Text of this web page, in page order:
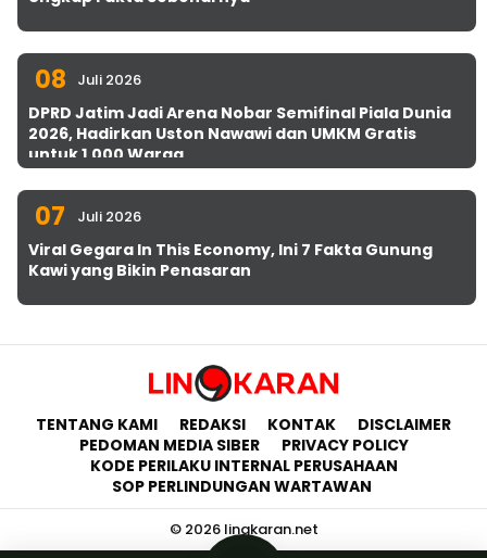
08 Juli 2026
DPRD Jatim Jadi Arena Nobar Semifinal Piala Dunia
2026, Hadirkan Uston Nawawi dan UMKM Gratis
untuk 1.000 Warga
07 Juli 2026
Viral Gegara In This Economy, Ini 7 Fakta Gunung
Kawi yang Bikin Penasaran
TENTANG KAMI REDAKSI KONTAK
DISCLAIMER
PEDOMAN MEDIA SIBER
PRIVACY POLICY
KODE PERILAKU INTERNAL PERUSAHAAN
SOP PERLINDUNGAN WARTAWAN
© 2026 lingkaran.net